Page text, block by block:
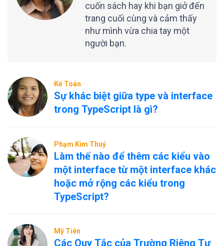
cuốn sách hay khi bạn giở đến
trang cuối cùng và cảm thấy
như mình vừa chia tay một
người bạn.
Kế Toán
Sự khác biệt giữa type và interface
trong TypeScript là gì?
Phạm Kim Thuỷ
Làm thế nào để thêm các kiểu vào
một interface từ một interface khác
hoặc mở rộng các kiểu trong
TypeScript?
Mỹ Tiên
Các Quy Tắc của Trường Riêng Tư